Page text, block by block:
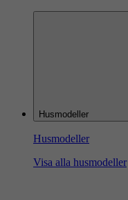
Husmodeller
Husmodeller
Visa alla husmodeller